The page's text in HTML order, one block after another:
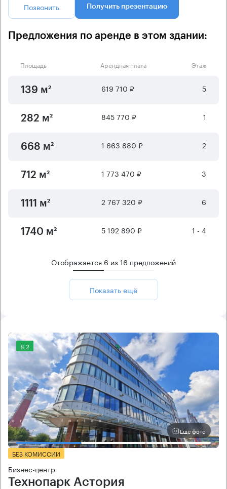
Позвонить Получить презентацию
Предложения по аренде в этом здании:
Площадь Арендная плата Этаж
139 м² 619 710 ₽ 5
282 м² 845 770 ₽ 1
668 м² 1 663 880 ₽ 2
712 м² 1 773 470 ₽ 3
1111 м² 2 767 320 ₽ 6
1740 м² 5 192 890 ₽ 1 - 4
Отображается 6 из16 предложений
Показать ещё
8.2
Еще фото
БЕЗ КОМИССИИ
Бизнес-центр
Технопарк Астория